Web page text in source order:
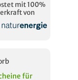
mit 100%
von
für